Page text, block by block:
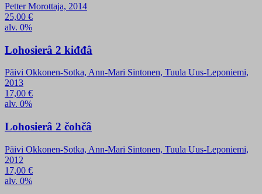
Petter Morottaja, 2014
25,00 €
alv. 0%
Lohosierâ 2 kiđđâ
Päivi Okkonen-Sotka, Ann-Mari Sintonen, Tuula Uus-Leponiemi,
2013
17,00 €
alv. 0%
Lohosierâ 2 čohčâ
Päivi Okkonen-Sotka, Ann-Mari Sintonen, Tuula Uus-Leponiemi,
2012
17,00 €
alv. 0%